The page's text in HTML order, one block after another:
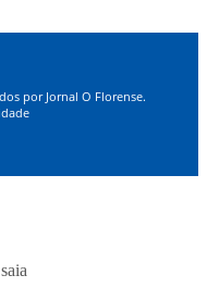
por Jornal O Florense.